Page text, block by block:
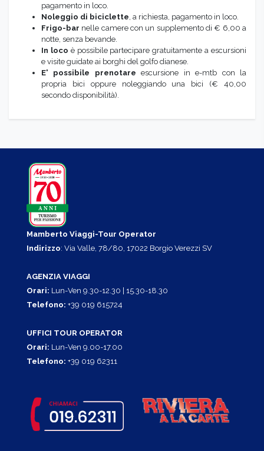
pagamento in loco.
Noleggio di biciclette , a richiesta, pagamento in loco.
Frigo-bar nelle camere con un supplemento di € 6,00 a
notte, senza bevande.
In loco è possibile partecipare gratuitamente a escursioni
e visite guidate ai borghi del golfo dianese.
E' possibile prenotare escursione in e-mtb con la
propria bici oppure noleggiando una bici (€ 40,00
secondo disponibilità).
Mamberto Viaggi-Tour Operator
Indirizzo: Via Valle, 78/80, 17022 Borgio Verezzi SV
AGENZIA VIAGGI
Orari: Lun-Ven 9.30-12.30 | 15.30-18.30
Telefono: +39 019 615724
UFFICI TOUR OPERATOR
Orari: Lun-Ven 9.00-17.00
Telefono: +39 019 62311